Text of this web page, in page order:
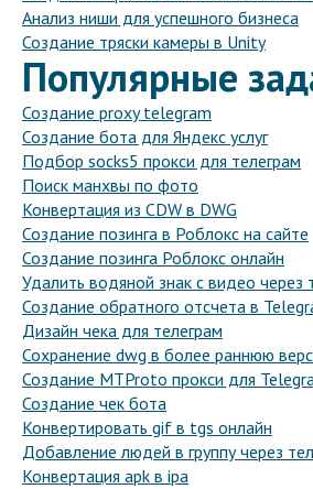
Анализ ниши для успешного бизнеса
Создание тряски камеры в Unity
Популярные
Создание proxy telegram
Создание бота для Яндекс услуг
Подбор socks5 прокси для телеграм
Поиск манхвы по фото
Конвертация из CDW в DWG
Создание позинга в Роблокс на сайте
Создание позинга Роблокс онлайн
Удалить водяной знак с видео через
Создание обратного отсчета в
Дизайн чека для телеграм
Сохранение dwg в более раннюю
Создание MTProto прокси для
Создание чек бота
Конвертировать gif в tgs онлайн
Добавление людей в группу через
Конвертация apk в ipa